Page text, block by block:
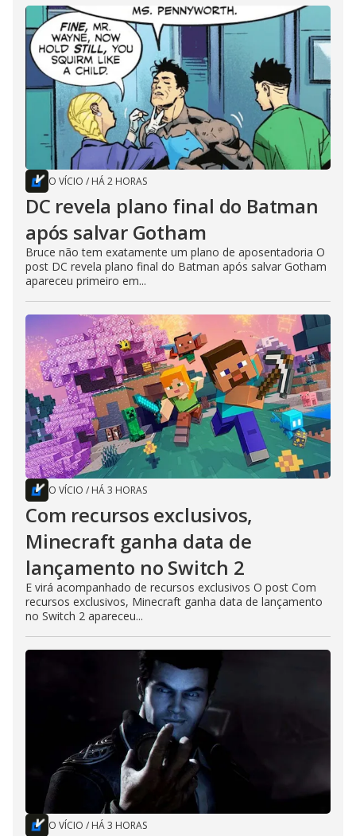
O VÍCIO / HÁ 2 HORAS
DC revela plano final do Batman
após salvar Gotham
Bruce não tem exatamente um plano de aposentadoria O
post DC revela plano final do Batman após salvar Gotham
apareceu primeiro em...
O VÍCIO / HÁ 3 HORAS
Com recursos exclusivos,
Minecraft ganha data de
lançamento no Switch 2
E virá acompanhado de recursos exclusivos O post Com
recursos exclusivos, Minecraft ganha data de lançamento
no Switch 2 apareceu...
O VÍCIO / HÁ 3 HORAS